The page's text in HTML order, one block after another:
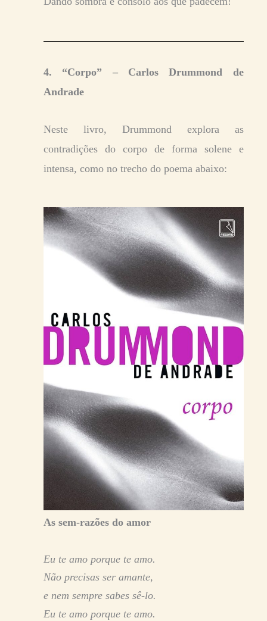
4. “Corpo” – Carlos Drummond de
Andrade
Neste livro, Drummond explora as
contradições do corpo de forma solene e
intensa, como no trecho do poema abaixo:
As sem-razões do amor
Eu te amo porque te amo.
Não precisas ser amante,
e nem sempre sabes sê-lo.
Eu te amo porque te amo.